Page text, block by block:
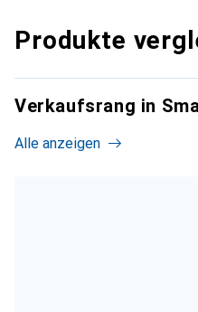
Produkte
Verkaufsrang in
Alle anzeigen